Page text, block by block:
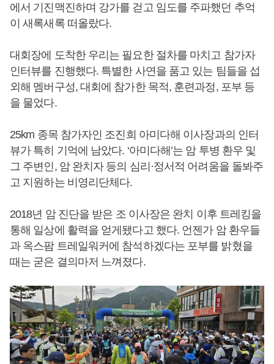
에서 기진맥진하며 강가를 걷고 임도를 주파했던 추억
이 새록새록 떠올랐다.
대회장에 도착한 우리는 필요한 절차를 마치고 참가자
인터뷰를 진행했다. 특별한 사연을 품고 있는 팀들을 섭
외해 멤버구성, 대회에 참가한 목적, 훈련과정, 포부 등
을 물었다.
25km 종목 참가자인 조진희 아미다해 이사장과의 인터
뷰가 특히 기억에 남았다. ‘아미다해’는 암 투병 환우 및
그 주변인, 암 완치자 등의 심리·정서적 어려움을 돌봐주
고 지원하는 비영리단체다.
2018년 암 진단을 받은 조 이사장은 완치 이후 트레킹을
통해 일상에 활력을 얻게됐다고 했다. 언젠가 암 환우들
과 옥스팜 트레일워커에 참석하겠다는 포부를 밝혔을
때는 굳은 결의마저 느껴졌다.